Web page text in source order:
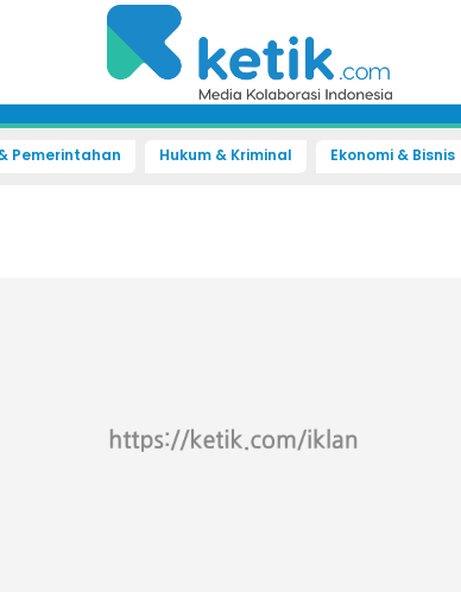
Pemerintahan Hukum & Kriminal Ekonomi & Bisnis